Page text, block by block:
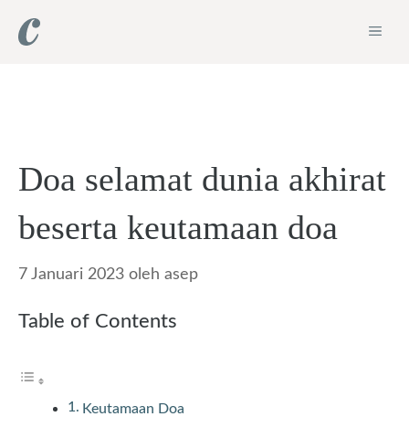
Doa selamat dunia akhirat
beserta keutamaan doa
7 Januari 2023 oleh asep
Table of Contents
Keutamaan Doa